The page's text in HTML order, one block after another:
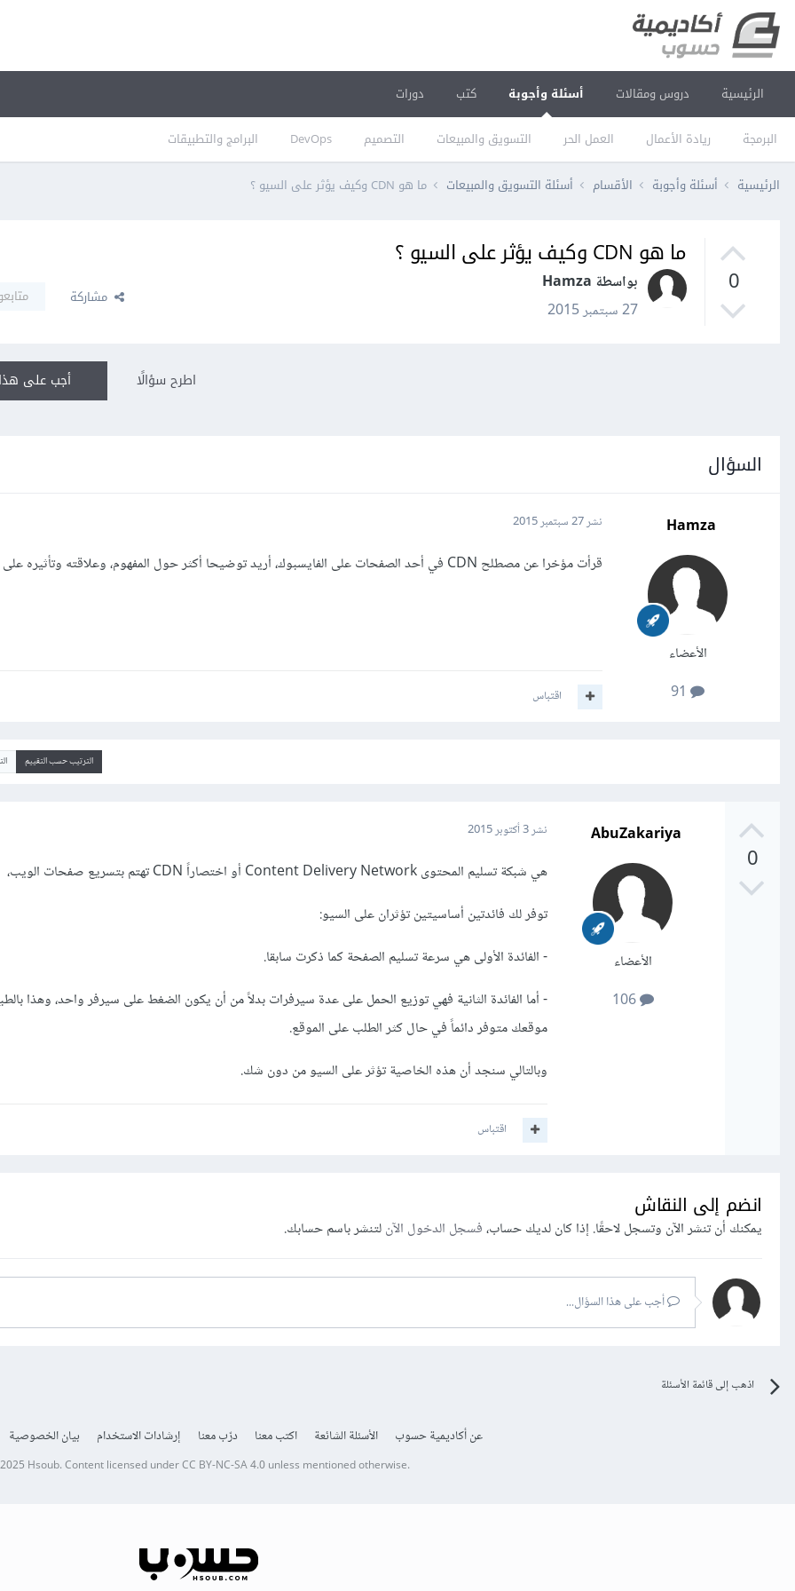
الرئيسية دروس ومقالات أسئلة وأجوبة
البرمجة ريادة الأعمال العمل الحر التسويق والمبيعات التصميم DevOps البرامج والتطبيقات
كتب دورات
الرئيسية أسئلة وأجوبة الأقسام أسئلة التسويق والمبيعات ما هو CDN وكيف يؤثر على السيو ؟
0
ما هو CDN وكيف يؤثر على السيو ؟
بواسطة Hamza
27 سبتمبر 2015
مشاركة
أجب على اطرح سؤالًا
السؤال
Hamza
الأعضاء
نشر27 سبتمبر 2015
قرأت مؤخرا عن مصطلح CDN في أحد الصفحات على الفايسبوك، أريد توضيحا أكثر حول المفهوم، وعلاقته وتأثيره على السيو ؟
اقتباس
الترتيب حسب التقييم
0
AbuZakariya
الأعضاء
106
نشر3 أكتوبر 2015
هي شبكة تسليم المحتوى Content Delivery Network أو اختصاراً CDN تهتم بتسريع صفحات الويب،
توفر لك فائدتين أساسيتين تؤثران على السيو:
- الفائدة الأولى هي سرعة تسليم الصفحة كما ذكرت سابقا.
- أما الفائدة الثانية فهي توزيع الحمل على عدة سيرفرات بدلاً من أن يكون الضغط على سيرفر واحد، وهذا
موقعك متوفر دائماً في حال كثر الطلب على الموقع.
وبالتالي سنجد أن هذه الخاصية تؤثر على السيو من دون شك.
اقتباس
انضم إلى النقاش
يمكنك أن تنشر الآن وتسجل لاحقًا. إذا كان لديك حساب،فسجل الدخول الآنلتنشر باسم حسابك.
أجب على هذا السؤال...
اذهب إلى قائمة الأسئلة
عن أكاديمية حسوب الأسئلة الشائعة اكتب معنا درّب معنا إرشادات الاستخدام بيان الخصوصية
Hsoub.Content licensed underCC BY-NC-SA 4.0unless mentioned otherwise.